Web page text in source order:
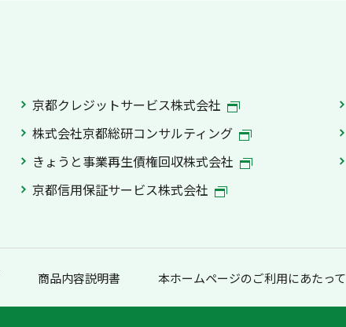
京都クレジットサービス株式会社
株式会社京都総研コンサルティング
きょうと事業再生債権回収株式会社
京都信用保証サービス株式会社
商品内容説明書 本ホームページのご利用にあたって